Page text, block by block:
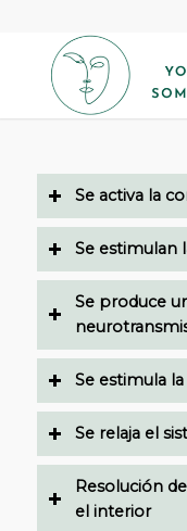
Se activa la
Se estimulan
Se produce
Se estimula
Se relaja el
Resolución
el interior